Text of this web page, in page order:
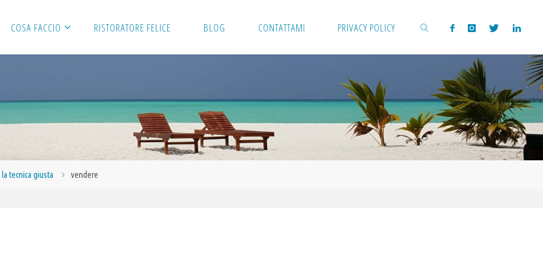
COSA FACCIO RISTORATORE FELICE BLOG CONTATTAMI PRIVACY POLICY
tecnica giusta vendere